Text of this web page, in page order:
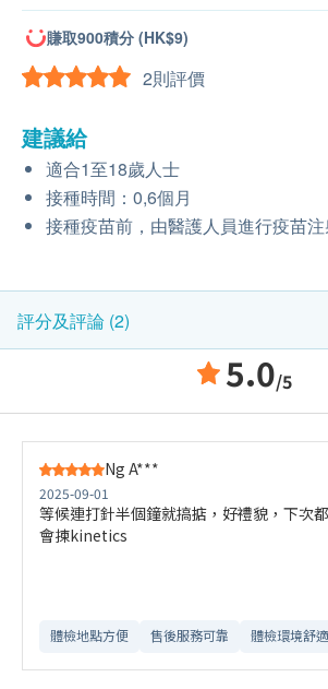
賺取900積分 (HK$9)
2則評價
建議給
適合1至18歲人士
接種時間：0,6個月
接種疫苗前，由醫護人員進行疫苗
評分及評論 (2)
5.0/5
Ng A***
2025-09-01
等候連打針半個鐘就搞掂，好禮貌，下次都
會揀kinetics
體檢地點方便 售後服務可靠​ 體檢環境舒適​